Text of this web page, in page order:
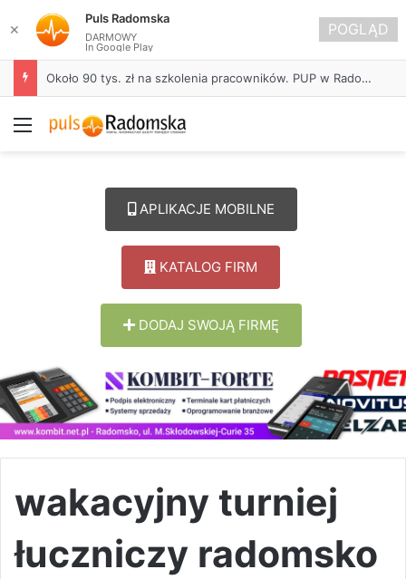
Około 90 tys. zł na szkolenia pracowników. PUP w Radomsku ogłasza nabór wniosków
Menu
APLIKACJE MOBILNE
KATALOG FIRM
DODAJ SWOJĄ FIRMĘ
wakacyjny turniej
łuczniczy radomsko
✕
Puls Radomska
DARMOWY
In Google Play
POGLĄD